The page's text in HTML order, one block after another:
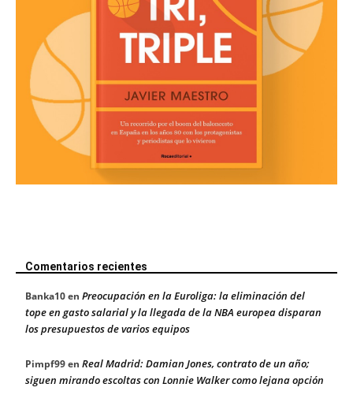
Comentarios recientes
Banka10en Preocupación en la Euroliga: la eliminación del
tope en gasto salarial y la llegada de la NBA europea disparan
los presupuestos de varios equipos
Pimpf99en Real Madrid: Damian Jones, contrato de un año;
siguen mirando escoltas con Lonnie Walker como lejana opción